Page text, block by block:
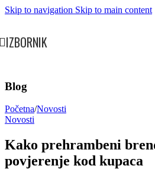
Skip to navigation Skip to main content
IZBORNIK
Blog
Početna/Novosti
Novosti
Kako prehrambeni
povjerenje kod kupaca